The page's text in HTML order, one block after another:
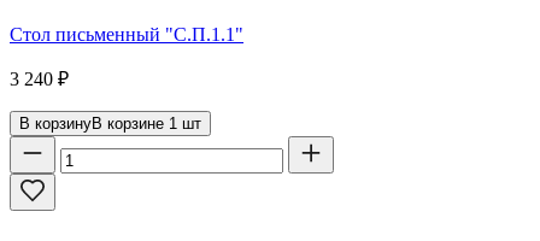
Стол письменный "С.П.1.1"
3 240 ₽
В корзинуВ корзине 1 шт